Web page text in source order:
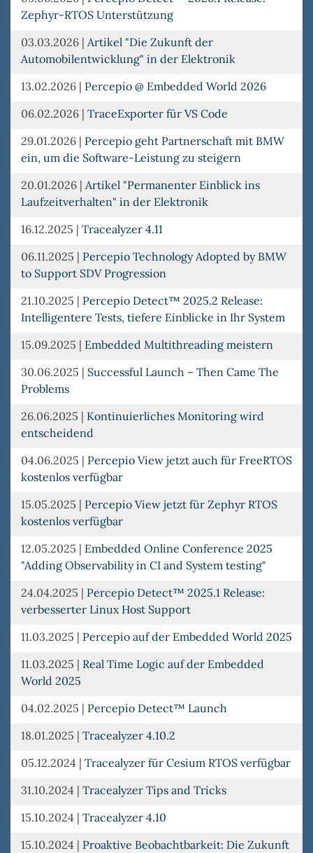
Zephyr-RTOS Unterstützung
03.03.2026 | Artikel "Die Zukunft der
Automobilentwicklung" in der Elektronik
13.02.2026 | Percepio @ Embedded World 2026
06.02.2026 | TraceExporter für VS Code
29.01.2026 | Percepio geht Partnerschaft mit BMW
ein, um die Software-Leistung zu steigern
20.01.2026 | Artikel "Permanenter Einblick ins
Laufzeitverhalten" in der Elektronik
16.12.2025 | Tracealyzer 4.11
06.11.2025 | Percepio Technology Adopted by BMW
to Support SDV Progression
21.10.2025 | Percepio Detect™ 2025.2 Release:
Intelligentere Tests, tiefere Einblicke in Ihr System
15.09.2025 | Embedded Multithreading meistern
30.06.2025 | Successful Launch – Then Came The
Problems
26.06.2025 | Kontinuierliches Monitoring wird
entscheidend
04.06.2025 | Percepio View jetzt auch für FreeRTOS
kostenlos verfügbar
15.05.2025 | Percepio View jetzt für Zephyr RTOS
kostenlos verfügbar
12.05.2025 | Embedded Online Conference 2025
"Adding Observability in CI and System testing"
24.04.2025 | Percepio Detect™ 2025.1 Release:
verbesserter Linux Host Support
11.03.2025 | Percepio auf der Embedded World 2025
11.03.2025 | Real Time Logic auf der Embedded
World 2025
04.02.2025 | Percepio Detect™ Launch
18.01.2025 | Tracealyzer 4.10.2
05.12.2024 | Tracealyzer für Cesium RTOS verfügbar
31.10.2024 | Tracealyzer Tips and Tricks
15.10.2024 | Tracealyzer 4.10
15.10.2024 | Proaktive Beobachtbarkeit: Die Zukunft